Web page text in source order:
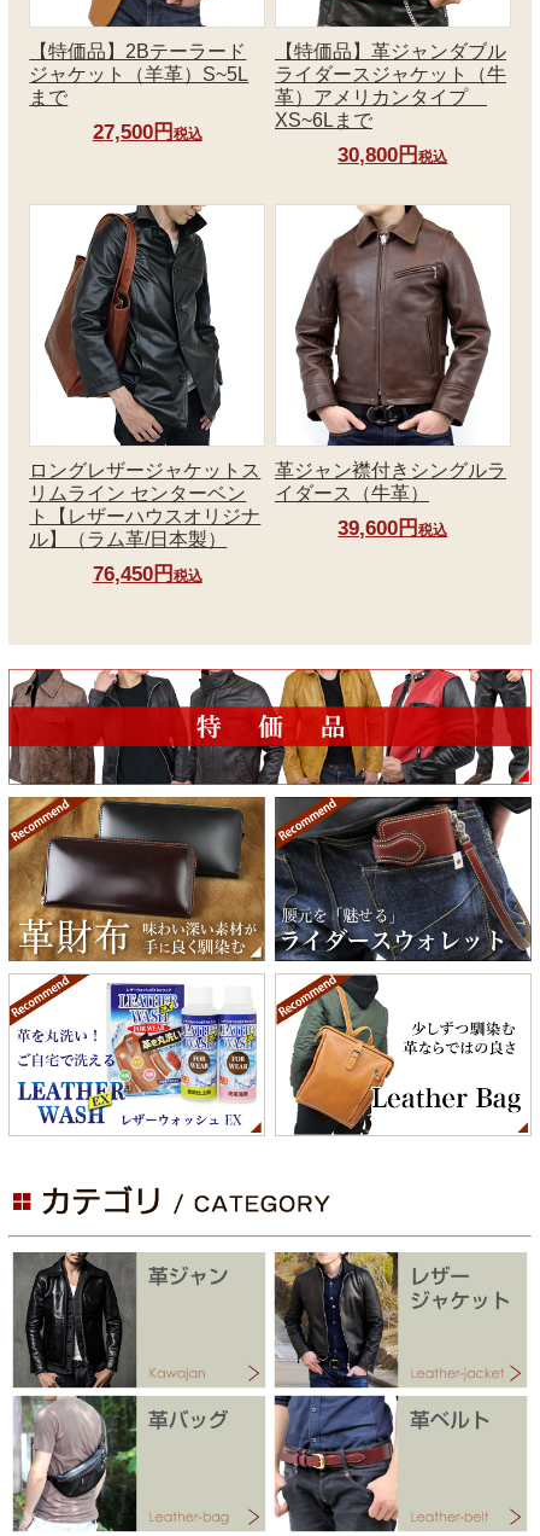
【特価品】2Bテーラード
ジャケット（羊革）S~5L
まで
27,500円 税込
【特価品】革ジャンダブル
ライダースジャケット（牛
革）アメリカンタイプ
XS~6Lまで
30,800円税込
ロングレザージャケットス
リムライン センターベン
ト【レザーハウスオリジナ
ル】（ラム革/日本製）
76,450円 税込
革ジャン襟付きシングルラ
イダース（牛革）
39,600円税込